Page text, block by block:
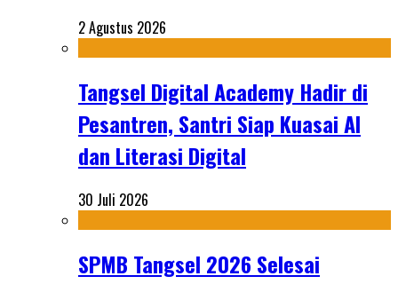
2 Agustus 2026
Tangsel Digital Academy Hadir di
Pesantren, Santri Siap Kuasai AI
dan Literasi Digital
30 Juli 2026
SPMB Tangsel 2026 Selesai